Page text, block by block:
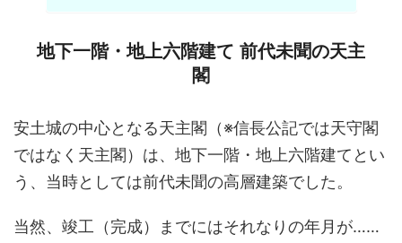
地下一階・地上六階建て 前代未聞の天主
閣
安土城の中心となる天主閣（※信長公記では天守閣
ではなく天主閣）は、地下一階・地上六階建てとい
う、当時としては前代未聞の高層建築でした。
当然、竣工（完成）までにはそれなりの年月が……